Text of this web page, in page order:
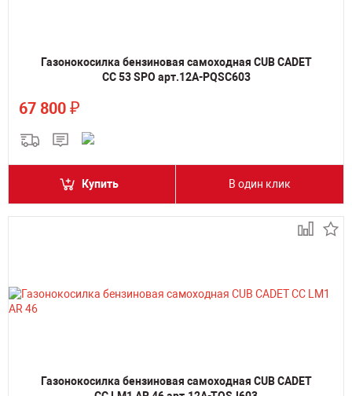
Газонокосилка бензиновая самоходная CUB CADET
CC 53 SPO арт.12A-PQSC603
67 800 ₽
Купить В один клик
Газонокосилка бензиновая самоходная CUB CADET